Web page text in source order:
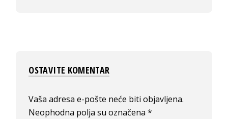
OSTAVITE KOMENTAR
Vaša adresa e-pošte neće biti objavljena.
Neophodna polja su označena*